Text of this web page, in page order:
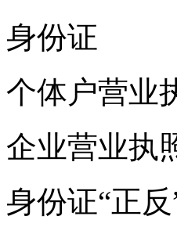
身份证
个体户营业
企业营业执
身份证“正